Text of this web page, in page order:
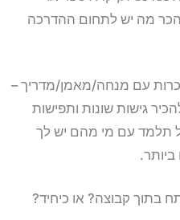
מה יש לתחום ההדרכה
עם מנחה/מאמן/מדריך –
גישות שונות ותפישות
תלמד עם מי מהם יש לך
ביותר.
בתוך קבוצה? או כיחיד?